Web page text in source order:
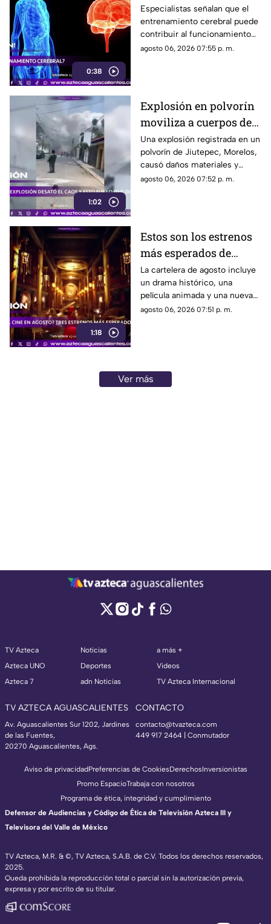
0:38
qué sirve
Especialistas señalan que el
entrenamiento cerebral puede
contribuir al funcionamiento
cognitivo cuando se combina
agosto 06, 2026 07:55 p. m.
1:02
Explosión en polvorín
moviliza a cuerpos de
emergencia
Una explosión registrada en un
polvorín de Jiutepec, Morelos,
causó daños materiales y
generó un operativo de
agosto 06, 2026 07:52 p. m.
1:18
Estos son los estrenos
más esperados de
agosto
La cartelera de agosto incluye
un drama histórico, una
película animada y una nueva
entrega de terror para distintos
agosto 06, 2026 07:51 p. m.
Ver más
TV Azteca
Azteca UNO
Azteca 7
Noticias
Deportes
adn Noticias
a más +
Videos
TV Azteca Internacional
TV AZTECA AGUASCALIENTES
Av. Aguascalientes Sur 1202, Jardines
de las Fuentes,
20270 Aguascalientes, Ags.
CONTACTO
contacto@tvazteca.com
449 917 2464 | Conmutador
TV Azteca, M.R. & ©, TV Azteca, S.A.B. de C.V. Todos los derechos reservados,
2025.
Queda prohibida la reproducción total o parcial sin la autorización previa,
expresa y por escrito de su titular.
Aviso de privacidadPreferencias de CookiesDerechosInversionistas
Promo EspacioTrabaja con nosotros
Programa de ética, integridad y cumplimiento
Defensor de Audiencias y Código de Ética de Televisión Azteca III y
Televisora del Valle de México